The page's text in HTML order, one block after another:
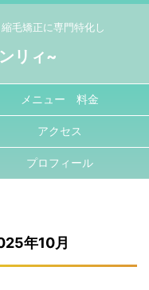
毛矯正に専門特化し
リィ~
メニュー 料金
アクセス
プロフィール
年10月